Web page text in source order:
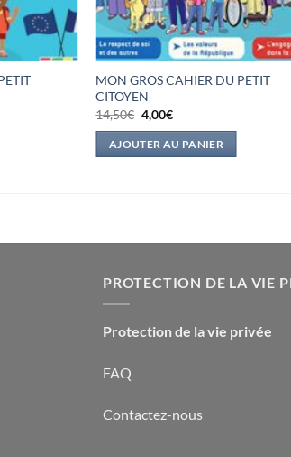
MON GROS CAHIER DU PETIT
CITOYEN
14,50€ Le
prix
initial
était :
4,00€Le
actuel
est :
AJOUTER AU PANIER
PROTECTION DE LA VIE
Protection de la vie privée
FAQ
Contactez-nous